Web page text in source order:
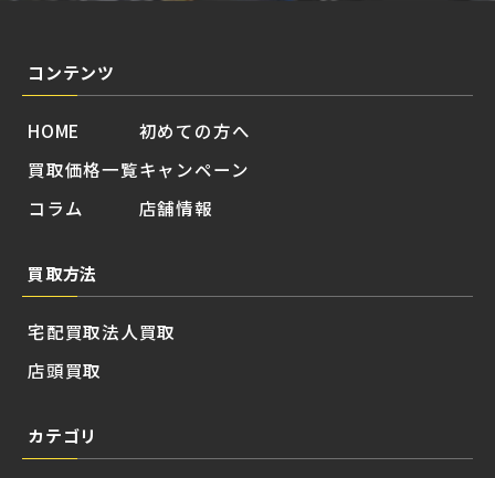
コンテンツ
HOME
買取価格一覧
コラム
初めての方へ
キャンペーン
店舗情報
買取方法
宅配買取
店頭買取
法人買取
カテゴリ